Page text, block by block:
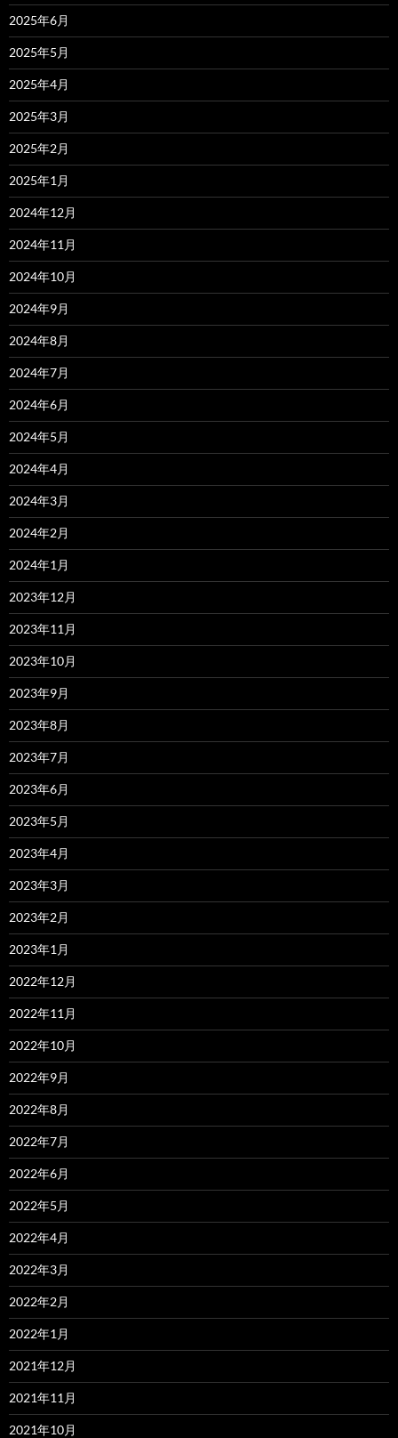
2025年6月
2025年5月
2025年4月
2025年3月
2025年2月
2025年1月
2024年12月
2024年11月
2024年10月
2024年9月
2024年8月
2024年7月
2024年6月
2024年5月
2024年4月
2024年3月
2024年2月
2024年1月
2023年12月
2023年11月
2023年10月
2023年9月
2023年8月
2023年7月
2023年6月
2023年5月
2023年4月
2023年3月
2023年2月
2023年1月
2022年12月
2022年11月
2022年10月
2022年9月
2022年8月
2022年7月
2022年6月
2022年5月
2022年4月
2022年3月
2022年2月
2022年1月
2021年12月
2021年11月
2021年10月